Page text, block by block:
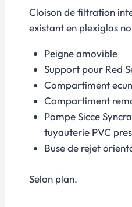
Cloison de filtration
existant en plexiglas
Peigne amovible
Support pour Red
Compartiment
Compartiment
Pompe Sicce
tuyauterie PVC
Buse de rejet
Selon plan.